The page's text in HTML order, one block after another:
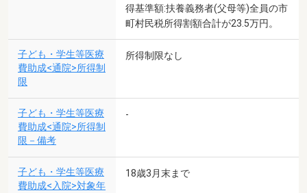
得基準額:扶養義務者(父母等)全員の市
町村民税所得割額合計が23.5万円。
子ども・学生等医療
費助成<通院>所得制
限
所得制限なし
子ども・学生等医療
費助成<通院>所得制
限－備考
-
子ども・学生等医療
費助成<入院>対象年
18歳3月末まで